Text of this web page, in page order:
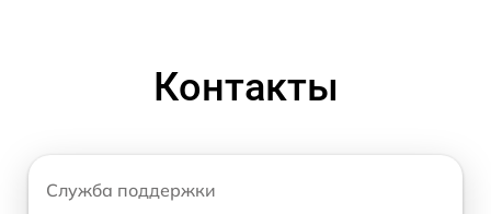
Контакты
Служба поддержки